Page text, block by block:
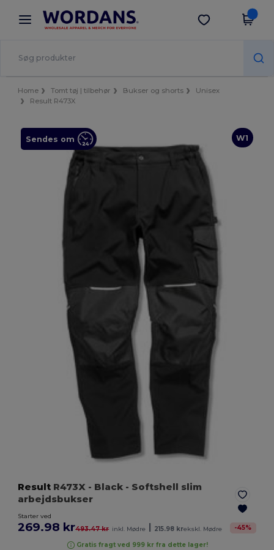
× Wordans-app
Bedre priser i appen!
Hent app
Home Tomt tøj | tilbehør Bukser og shorts
Unisex
Result R473X
W1
Sendes om
Result R473X - Black - Softshell slim
arbejdsbukser
Starter ved
269.98 kr493.47 kr inkl. Mødre | 215.98 krekskl. Mødre -45%
Gratis fragt ved 999 kr fra dette lager!